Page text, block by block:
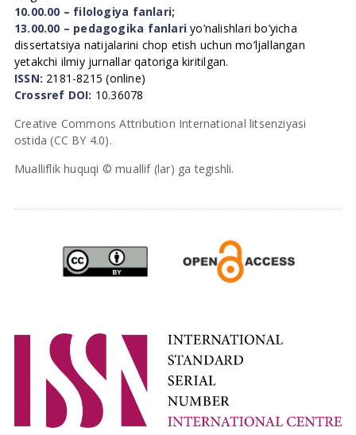
10.00.00 – filologiya fanlari;
13.00.00 – pedagogika fanlari yo’nalishlari bo’yicha
dissertatsiya natijalarini chop etish uchun mo’ljallangan
yetakchi ilmiy jurnallar qatoriga kiritilgan.
ISSN: 2181-8215 (online)
Crossref DOI: 10.36078
Creative Commons Attribution International litsenziyasi
ostida (CC BY 4.0).
Mualliflik huquqi © muallif (lar) ga tegishli.